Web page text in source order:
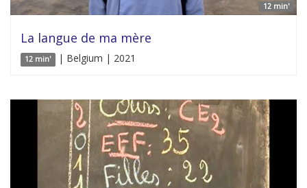
12 min'
La langue de ma mère
12 min' | Belgium | 2021